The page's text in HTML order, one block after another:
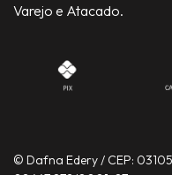
Varejo e Atacado.
© Dafna Edery / CEP: